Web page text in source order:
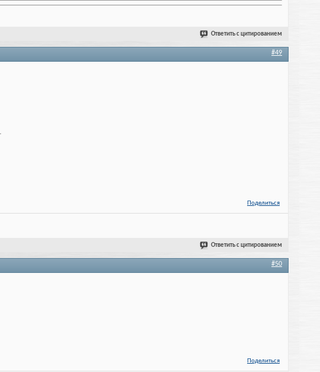
Ответить с цитированием
#49
Поделиться
Ответить с цитированием
#50
Поделиться